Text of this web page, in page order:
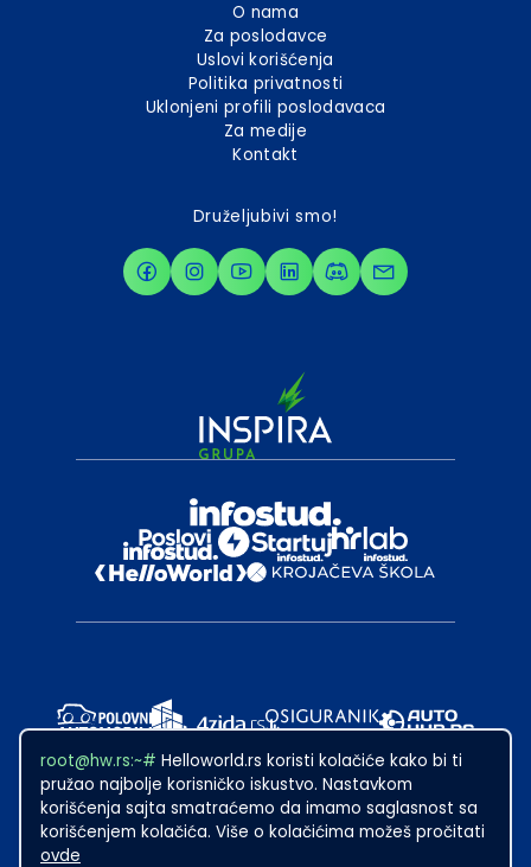
root@hw.rs:~# Helloworld.rs koristi kolačiće kako bi ti
pružao najbolje korisničko iskustvo. Nastavkom
korišćenja sajta smatraćemo da imamo saglasnost sa
korišćenjem kolačića. Više o kolačićima možeš pročitati
ovde
O nama
Za poslodavce
Uslovi korišćenja
Politika privatnosti
Uklonjeni profili poslodavaca
Za medije
Kontakt
Druželjubivi smo!